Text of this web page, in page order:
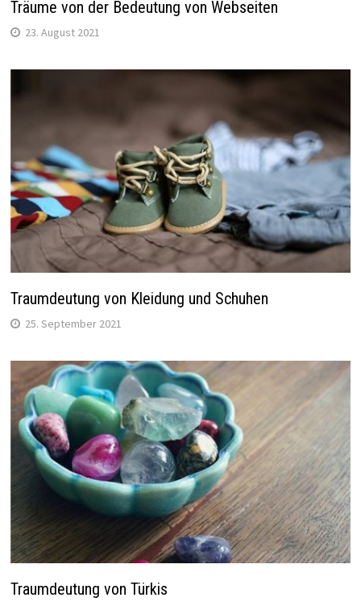
Träume von der Bedeutung von Webseiten
23. August 2021
Traumdeutung von Kleidung und Schuhen
25. September 2021
Traumdeutung von Türkis